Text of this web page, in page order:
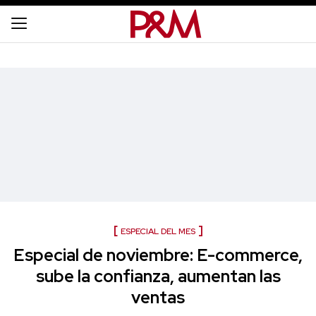
ESPECIAL DEL MES
Especial de noviembre: E-commerce,
sube la confianza, aumentan las
ventas